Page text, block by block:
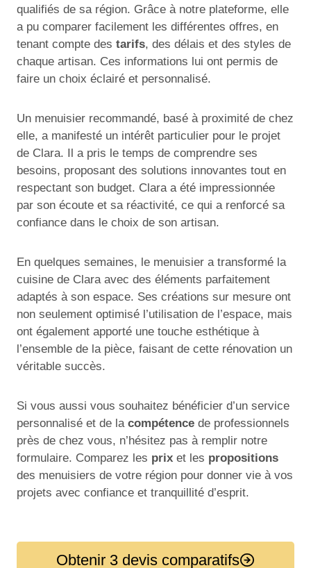
qualifiés de sa région. Grâce à notre plateforme, elle
a pu comparer facilement les différentes offres, en
tenant compte des tarifs, des délais et des styles de
chaque artisan. Ces informations lui ont permis de
faire un choix éclairé et personnalisé.
Un menuisier recommandé, basé à proximité de chez
elle, a manifesté un intérêt particulier pour le projet
de Clara. Il a pris le temps de comprendre ses
besoins, proposant des solutions innovantes tout en
respectant son budget. Clara a été impressionnée
par son écoute et sa réactivité, ce qui a renforcé sa
confiance dans le choix de son artisan.
En quelques semaines, le menuisier a transformé la
cuisine de Clara avec des éléments parfaitement
adaptés à son espace. Ses créations sur mesure ont
non seulement optimisé l’utilisation de l’espace, mais
ont également apporté une touche esthétique à
l’ensemble de la pièce, faisant de cette rénovation un
véritable succès.
Si vous aussi vous souhaitez bénéficier d’un service
personnalisé et de la compétence de professionnels
près de chez vous, n’hésitez pas à remplir notre
formulaire. Comparez les prix et les propositions
des menuisiers de votre région pour donner vie à vos
projets avec confiance et tranquillité d’esprit.
Obtenir 3 devis comparatifs